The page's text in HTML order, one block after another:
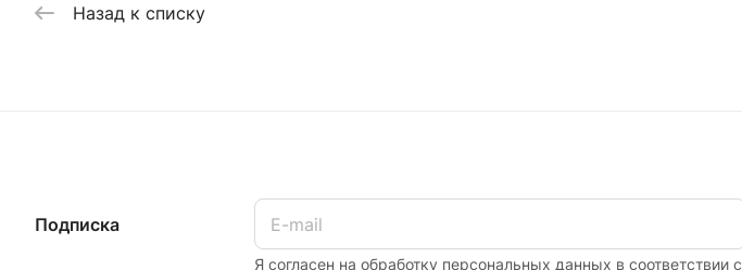
Назад к списку
Подписка
Я согласен на обработку персональных данных в соответствии с